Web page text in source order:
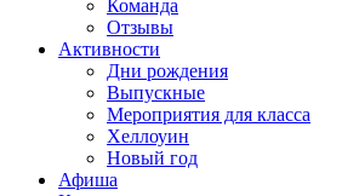
Команда
Отзывы
Активности
Дни рождения
Выпускные
Мероприятия для класса
Хеллоуин
Новый год
Афиша